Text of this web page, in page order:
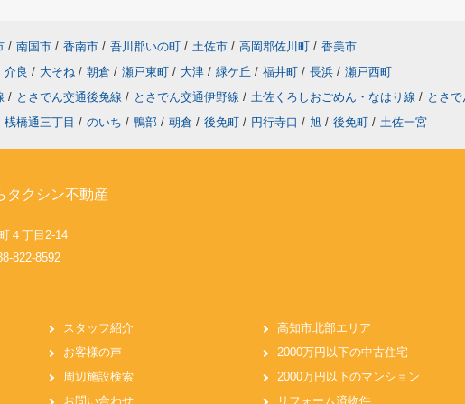
/ 南国市 / 香南市 / 吾川郡いの町 / 土佐市 / 高岡郡佐川町 / 香美市
介良 / 大そね / 朝倉 / 瀬戸東町 / 大津 / 緑ケ丘 / 福井町 / 長浜 / 瀬戸西町
/ とさでん交通後免線 / とさでん交通伊野線 / 土佐くろしおごめん・なはり線 / とさ
桟橋通三丁目 / のいち / 鴨部 / 朝倉 / 後免町 / 円行寺口 / 旭 / 後免町 / 土佐一宮
タクシン不動産
４丁目2-14
822-8592
スタッフ紹介
お客様の声
周辺施設検索
お問い合わせ
高知市北部エリア
2000万円以下の中古住宅
2000万円以下のマンション
リフォーム済物件